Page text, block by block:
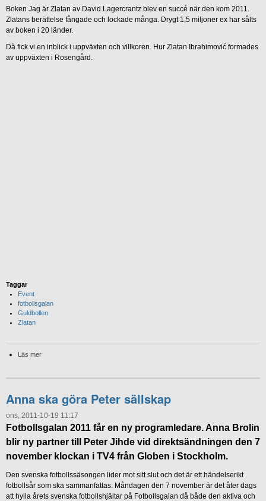
Boken Jag är Zlatan av David Lagercrantz blev en succé när den kom 2011.
Zlatans berättelse fångade och lockade många. Drygt 1,5 miljoner ex har sålts
av boken i 20 länder.
Då fick vi en inblick i uppväxten och villkoren. Hur Zlatan Ibrahimović formades
av uppväxten i Rosengård.
Taggar
Event
fotbollsgalan
Guldbollen
Zlatan
Läs mer
Anna ska göra Peter sällskap
ons, 2011-10-19 11:17
Fotbollsgalan 2011 får en ny programledare. Anna Brolin
blir ny partner till Peter Jihde vid direktsändningen den 7
november klockan i TV4 från Globen i Stockholm.
Den svenska fotbollssäsongen lider mot sitt slut och det är ett händelserikt
fotbollsår som ska sammanfattas. Måndagen den 7 november är det åter dags
att hylla årets svenska fotbollshjältar på Fotbollsgalan då både den aktiva och